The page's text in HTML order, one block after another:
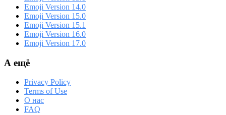
Emoji Version 14.0
Emoji Version 15.0
Emoji Version 15.1
Emoji Version 16.0
Emoji Version 17.0
А ещё
Privacy Policy
Terms of Use
О нас
FAQ